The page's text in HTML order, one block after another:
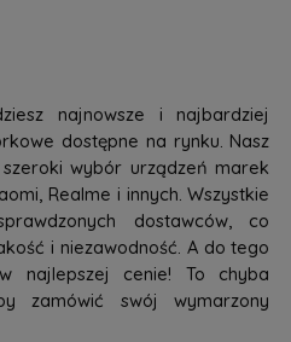
najnowsze i najbardziej
dostępne na rynku. Nasz
wybór urządzeń marek
Realme i innych. Wszystkie
dostawców, co
i niezawodność. A do tego
najlepszej cenie! To chyba
zamówić swój wymarzony